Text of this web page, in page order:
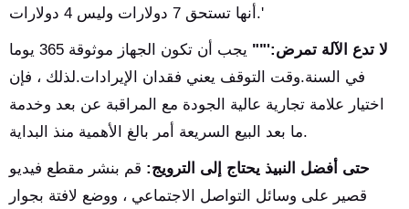
أنها تستحق 7 دولارات وليس 4 دولارات.'
لا تدع الآلة تمرض:'""
يجب أن تكون الجهاز موثوقة 365 يوما
في السنة.وقت التوقف يعني فقدان الإيرادات.لذلك ، فإن
اختيار علامة تجارية عالية الجودة مع المراقبة عن بعد وخدمة
ما بعد البيع السريعة أمر بالغ الأهمية منذ البداية.
حتى أفضل النبيذ يحتاج إلى الترويج: قم بنشر مقطع فيديو
قصير على وسائل التواصل الاجتماعي ، ووضع لافتة بجوار